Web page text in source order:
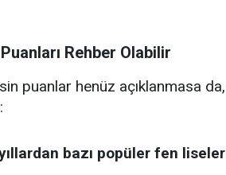
Rehber Olabilir
puanlar henüz açıklanmasa
bazı popüler fen